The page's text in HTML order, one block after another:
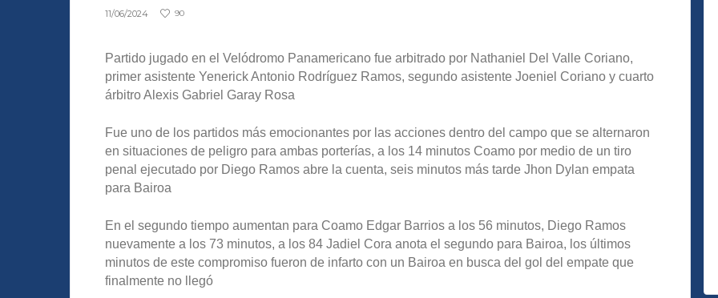
11/06/2024 90
Partido jugado en el Velódromo Panamericano fue arbitrado por Nathaniel Del Valle Coriano,
primer asistente Yenerick Antonio Rodríguez Ramos, segundo asistente Joeniel Coriano y cuarto
árbitro Alexis Gabriel Garay Rosa
Fue uno de los partidos más emocionantes por las acciones dentro del campo que se alternaron
en situaciones de peligro para ambas porterías, a los 14 minutos Coamo por medio de un tiro
penal ejecutado por Diego Ramos abre la cuenta, seis minutos más tarde Jhon Dylan empata
para Bairoa
En el segundo tiempo aumentan para Coamo Edgar Barrios a los 56 minutos, Diego Ramos
nuevamente a los 73 minutos, a los 84 Jadiel Cora anota el segundo para Bairoa, los últimos
minutos de este compromiso fueron de infarto con un Bairoa en busca del gol del empate que
finalmente no llegó